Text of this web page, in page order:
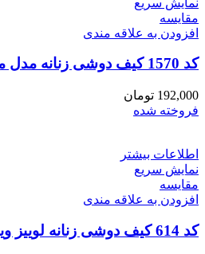
مقايسه
افزودن به علاقه مندی
کد 1570 کیف دوشی زنانه مدل مهگل
192,000 تومان
فروخته شده
اطلاعات بیشتر
نمایش سریع
مقايسه
افزودن به علاقه مندی
کد 614 کیف دوشی زنانه لوییز ویتون